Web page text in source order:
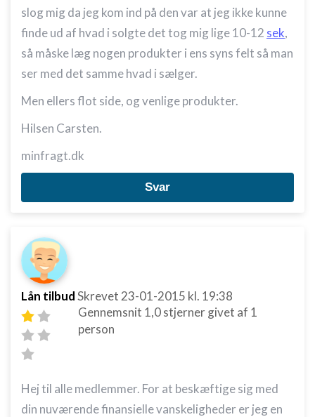
slog mig da jeg kom ind på den var at jeg ikke kunne
finde ud af hvad i solgte det tog mig lige 10-12 sek,
så måske læg nogen produkter i ens syns felt så man
ser med det samme hvad i sælger.
Men ellers flot side, og venlige produkter.
Hilsen Carsten.
minfragt.dk
Svar
Lån tilbudSkrevet 23-01-2015 kl. 19:38
Gennemsnit 1,0stjerner givet af 1
person
Hej til alle medlemmer. For at beskæftige sig med
din nuværende finansielle vanskeligheder er jeg en